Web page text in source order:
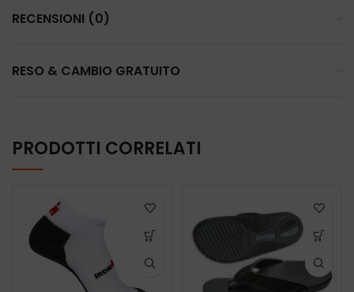
RECENSIONI (0)
RESO & CAMBIO GRATUITO
PRODOTTI CORRELATI